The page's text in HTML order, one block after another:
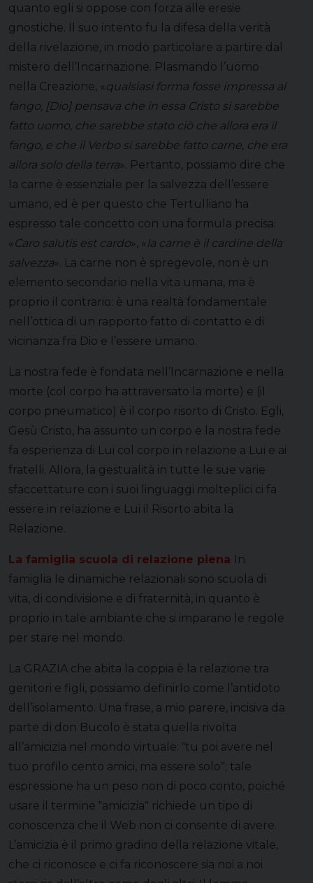
quanto egli si oppose con forza alle eresie
gnostiche. Il suo intento fu la difesa della verità
della rivelazione, in modo particolare a partire dal
mistero dell’Incarnazione. Plasmando l’uomo
nella Creazione, « qualsiasi forma fosse impressa al
fango, [Dio] pensava che in essa Cristo si sarebbe
fatto uomo, che sarebbe stato ciò che allora era il
fango, e che il Verbo si sarebbe fatto carne, che era
allora solo della terra». Pertanto, possiamo dire che
la carne è essenziale per la salvezza dell’essere
umano, ed è per questo che Tertulliano ha
espresso tale concetto con una formula precisa:
« Caro salutis est cardo», « la carne è il cardine della
salvezza». La carne non è spregevole, non è un
elemento secondario nella vita umana, ma è
proprio il contrario: è una realtà fondamentale
nell’ottica di un rapporto fatto di contatto e di
vicinanza fra Dio e l’essere umano.
La nostra fede è fondata nell’Incarnazione e nella
morte (col corpo ha attraversato la morte) e (il
corpo pneumatico) è il corpo risorto di Cristo. Egli,
Gesù Cristo, ha assunto un corpo e la nostra fede
fa esperienza di Lui col corpo in relazione a Lui e ai
fratelli. Allora, la gestualità in tutte le sue varie
sfaccettature con i suoi linguaggi molteplici ci fa
essere in relazione e Lui il Risorto abita la
Relazione.
La famiglia scuola di relazione piena In
famiglia le dinamiche relazionali sono scuola di
vita, di condivisione e di fraternità, in quanto è
proprio in tale ambiante che si imparano le regole
per stare nel mondo.
La GRAZIA che abita la coppia è la relazione tra
genitori e figli, possiamo definirlo come l’antidoto
dell’isolamento. Una frase, a mio parere, incisiva da
parte di don Bucolo è stata quella rivolta
all’amicizia nel mondo virtuale: ‟tu poi avere nel
tuo profilo cento amici, ma essere soloˮ; tale
espressione ha un peso non di poco conto, poiché
usare il termine ‟amiciziaˮ richiede un tipo di
conoscenza che il Web non ci consente di avere.
L’amicizia è il primo gradino della relazione vitale,
che ci riconosce e ci fa riconoscere sia noi a noi